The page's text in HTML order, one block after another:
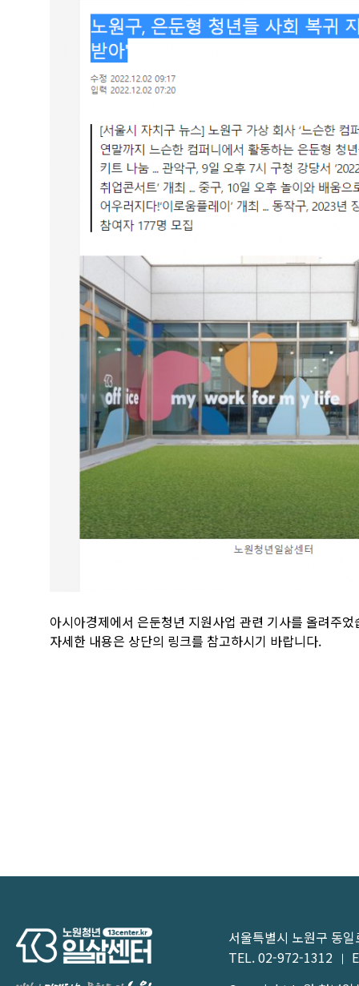
아시아경제에서 은둔청년 지원사업 관련 기사를 올려주었
자세한 내용은 상단의 링크를 참고하시기 바랍니다.
서울특별시 노원구 동
TEL.02-972-1312